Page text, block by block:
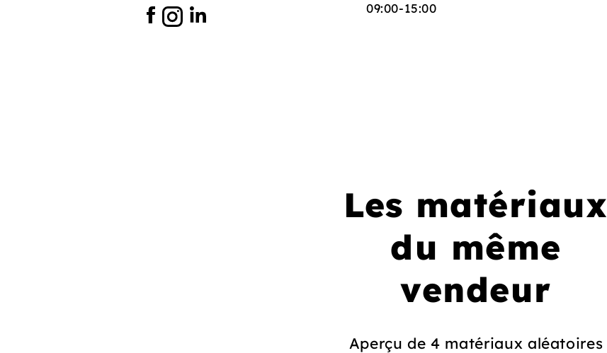
09:00-15:00
Les matériaux
du même
vendeur
Aperçu de 4 matériaux aléatoires